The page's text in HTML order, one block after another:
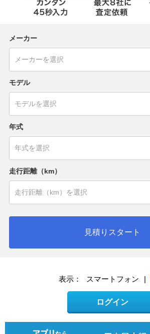
メーカー
モデル
年式
走行距離（km）
見積りスタート
表示： スマートフォン |
ログイン